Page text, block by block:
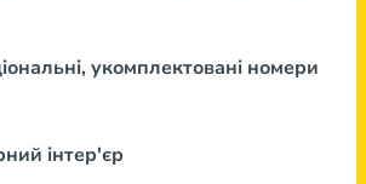
укомплектовані номери
інтер'єр